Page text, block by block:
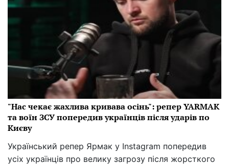
"Нас чекає жахлива кривава осінь": репер YARMAK
та воїн ЗСУ попередив українців після ударів по
Києву
Український репер Ярмак у Instagram попередив
усіх українців про велику загрозу після жорсткого